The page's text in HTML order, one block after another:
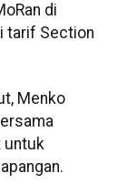
di
tarif Section
Menko
untuk